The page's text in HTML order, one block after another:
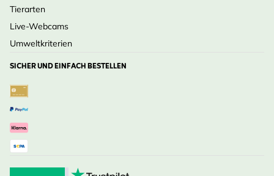
Tierarten
Live-Webcams
Umweltkriterien
SICHER UND EINFACH BESTELLEN